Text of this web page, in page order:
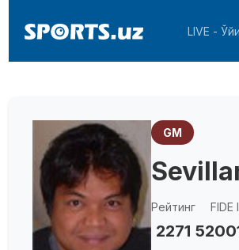
LIVE -
GM
Рейтинг
2271
FIDE